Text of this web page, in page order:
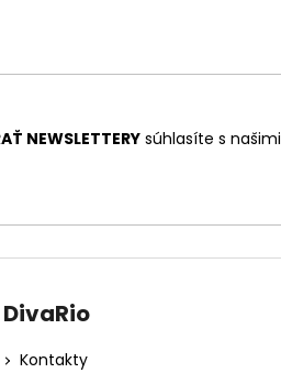
NEWSLETTERYsúhlasíte s našimi
DivaRio
Kontakty